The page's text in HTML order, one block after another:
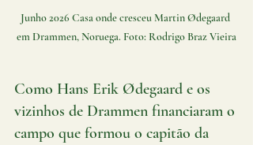
Junho 2026 Casa onde cresceu Martin Ødegaard
em Drammen, Noruega. Foto: Rodrigo Braz Vieira
Como Hans Erik Ødegaard e os
vizinhos de Drammen financiaram o
campo que formou o capitão da